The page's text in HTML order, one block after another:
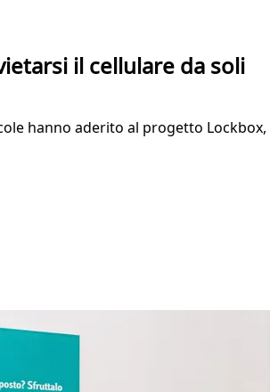
il cellulare da soli
hanno aderito al progetto